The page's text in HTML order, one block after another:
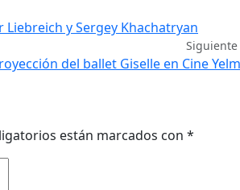
y Sergey Khachatryan
Siguiente
del ballet Giselle en Cine
están marcados con *